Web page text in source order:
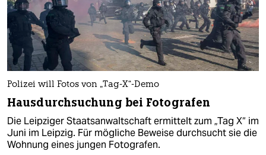
Polizei will Fotos von „Tag-X“-Demo
Hausdurchsuchung bei Fotografen
Die Leipziger Staatsanwaltschaft ermittelt zum „Tag X“ im
Juni im Leipzig. Für mögliche Beweise durchsucht sie die
Wohnung eines jungen Fotografen.